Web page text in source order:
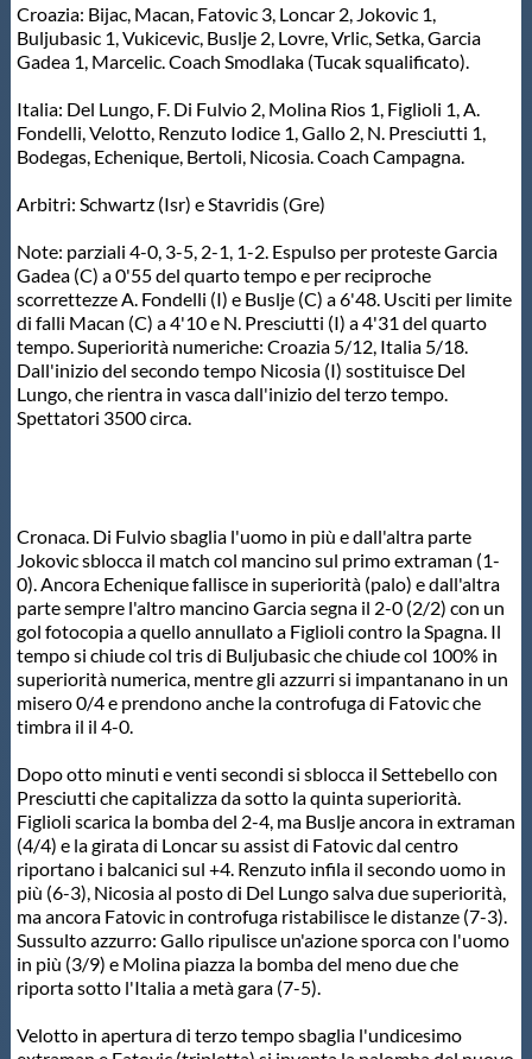
Videogallery
Intranet
Webmail
Contatti
Mappa del sito
Croazia: Bijac, Macan, Fatovic 3, Loncar 2, Jokovic 1,
Buljubasic 1, Vukicevic, Buslje 2, Lovre, Vrlic, Setka, Garcia
Gadea 1, Marcelic. Coach Smodlaka (Tucak squalificato).
Italia: Del Lungo, F. Di Fulvio 2, Molina Rios 1, Figlioli 1, A.
Fondelli, Velotto, Renzuto Iodice 1, Gallo 2, N. Presciutti 1,
Bodegas, Echenique, Bertoli, Nicosia. Coach Campagna.
Arbitri: Schwartz (Isr) e Stavridis (Gre)
Note: parziali 4-0, 3-5, 2-1, 1-2. Espulso per proteste Garcia
Gadea (C) a 0'55 del quarto tempo e per reciproche
scorrettezze A. Fondelli (I) e Buslje (C) a 6'48. Usciti per limite
di falli Macan (C) a 4'10 e N. Presciutti (I) a 4'31 del quarto
tempo. Superiorità numeriche: Croazia 5/12, Italia 5/18.
Dall'inizio del secondo tempo Nicosia (I) sostituisce Del
Lungo, che rientra in vasca dall'inizio del terzo tempo.
Spettatori 3500 circa.
Cronaca. Di Fulvio sbaglia l'uomo in più e dall'altra parte
Jokovic sblocca il match col mancino sul primo extraman (1-
0). Ancora Echenique fallisce in superiorità (palo) e dall'altra
parte sempre l'altro mancino Garcia segna il 2-0 (2/2) con un
gol fotocopia a quello annullato a Figlioli contro la Spagna. Il
tempo si chiude col tris di Buljubasic che chiude col 100% in
superiorità numerica, mentre gli azzurri si impantanano in un
misero 0/4 e prendono anche la controfuga di Fatovic che
timbra il il 4-0.
Dopo otto minuti e venti secondi si sblocca il Settebello con
Presciutti che capitalizza da sotto la quinta superiorità.
Figlioli scarica la bomba del 2-4, ma Buslje ancora in extraman
(4/4) e la girata di Loncar su assist di Fatovic dal centro
riportano i balcanici sul +4. Renzuto infila il secondo uomo in
più (6-3), Nicosia al posto di Del Lungo salva due superiorità,
ma ancora Fatovic in controfuga ristabilisce le distanze (7-3).
Sussulto azzurro: Gallo ripulisce un'azione sporca con l'uomo
in più (3/9) e Molina piazza la bomba del meno due che
riporta sotto l'Italia a metà gara (7-5).
Velotto in apertura di terzo tempo sbaglia l'undicesimo